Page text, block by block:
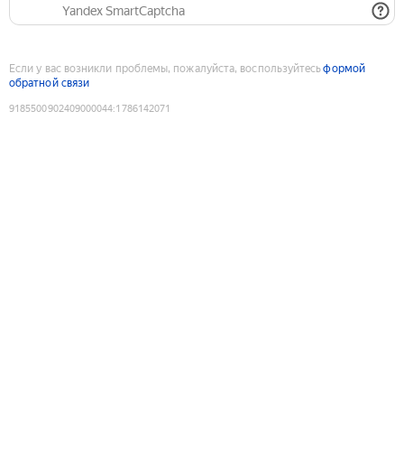
Yandex SmartCaptcha
Если у вас возникли проблемы, пожалуйста, воспользуйтесьформой
обратной связи
9185500902409000044:1786142071